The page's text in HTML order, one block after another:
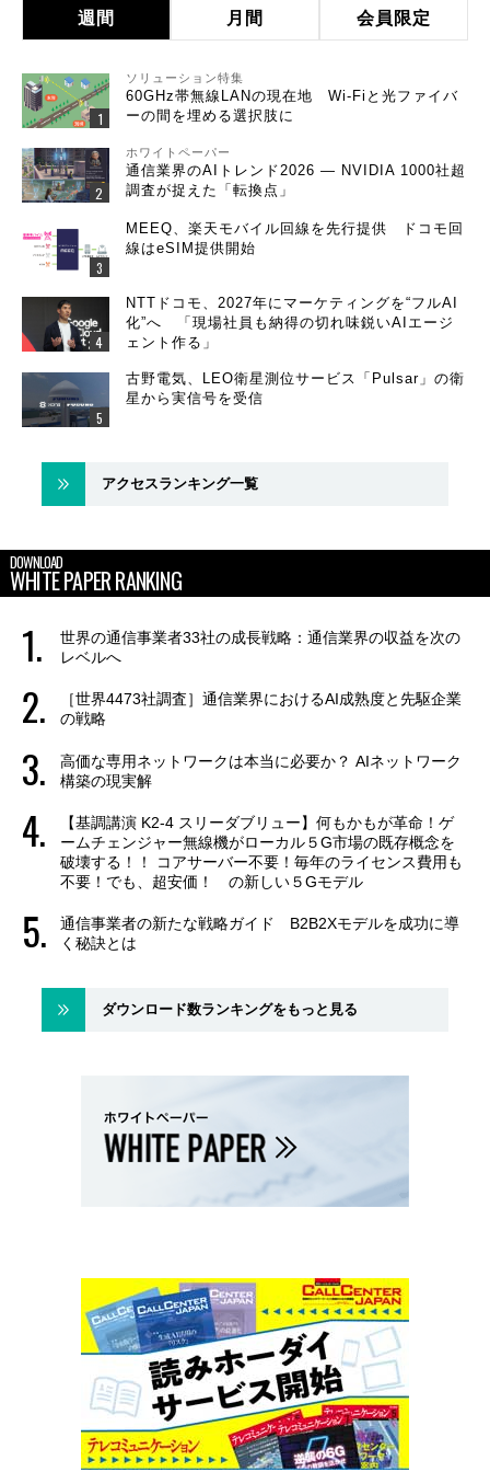
週間 月間 会員限定
ソリューション特集
60GHz帯無線LANの現在地 Wi-Fiと光ファイバ
ーの間を埋める選択肢に
ホワイトペーパー
通信業界のAIトレンド2026 ― NVIDIA 1000社超
調査が捉えた「転換点」
MEEQ、楽天モバイル回線を先行提供 ドコモ回
線はeSIM提供開始
NTTドコモ、2027年にマーケティングを“フルAI
化”へ 「現場社員も納得の切れ味鋭いAIエージ
ェント作る」
古野電気、LEO衛星測位サービス「Pulsar」の衛
星から実信号を受信
アクセスランキング一覧
DOWNLOAD
WHITE PAPER RANKING
世界の通信事業者33社の成長戦略：通信業界の収益を次の
レベルへ
［世界4473社調査］通信業界におけるAI成熟度と先駆企業
の戦略
高価な専用ネットワークは本当に必要か？ AIネットワーク
構築の現実解
【基調講演 K2-4 スリーダブリュー】何もかもが革命！ゲ
ームチェンジャー無線機がローカル５G市場の既存概念を
破壊する！！ コアサーバー不要！毎年のライセンス費用も
不要！でも、超安価！ の新しい５Gモデル
通信事業者の新たな戦略ガイド B2B2Xモデルを成功に導
く秘訣とは
ダウンロード数ランキングをもっと見る